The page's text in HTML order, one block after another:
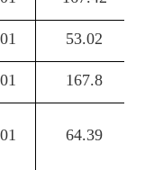
53.02
167.8
64.39